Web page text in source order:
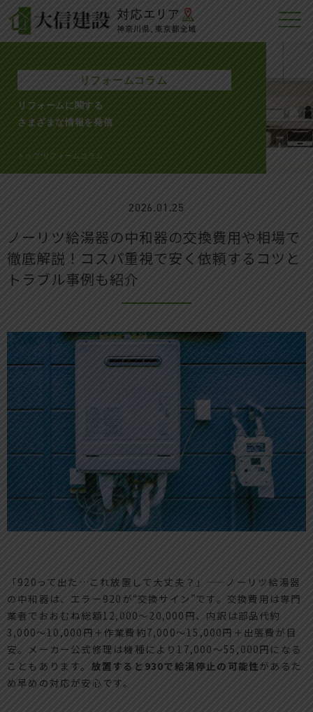
リフォームコラム
リフォームに関する
さまざまな情報を発信
トップ >リフォームコラム
2026.01.25
ノーリツ給湯器の中和器の交換費用や相場で
徹底解説！コスパ重視で安く依頼するコツと
トラブル事例も紹介
「920って出た…これ放置して大丈夫？」——ノーリツ給湯器
の中和器は、エラー920が“交換サイン”です。交換費用は専門
業者でおおむね総額12,000〜20,000円、内訳は部品代約
3,000〜10,000円＋作業費約7,000〜15,000円＋出張費が目
安。メーカー公式修理は機種により17,000〜55,000円になる
こともあります。 放置すると930で給湯停止の可能性があるた
め早めの対応が安心です。